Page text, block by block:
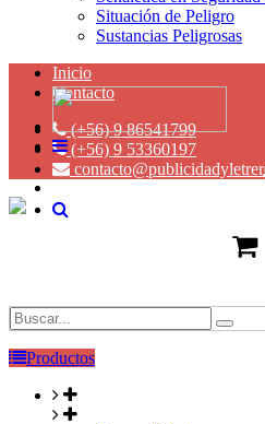
Situación de Peligro
Sustancias Peligrosas
Inicio
Contacto
(+56) 9 86541799
(+56) 9 53360197
Productos